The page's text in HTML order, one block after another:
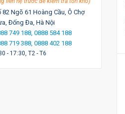
82 Ngõ 61 Hoàng Cầu, Ô Chợ
Đống Đa, Hà Nội
749 188, 0888 584 188
719 388, 0888 402 188
- 17:30, T2 - T6